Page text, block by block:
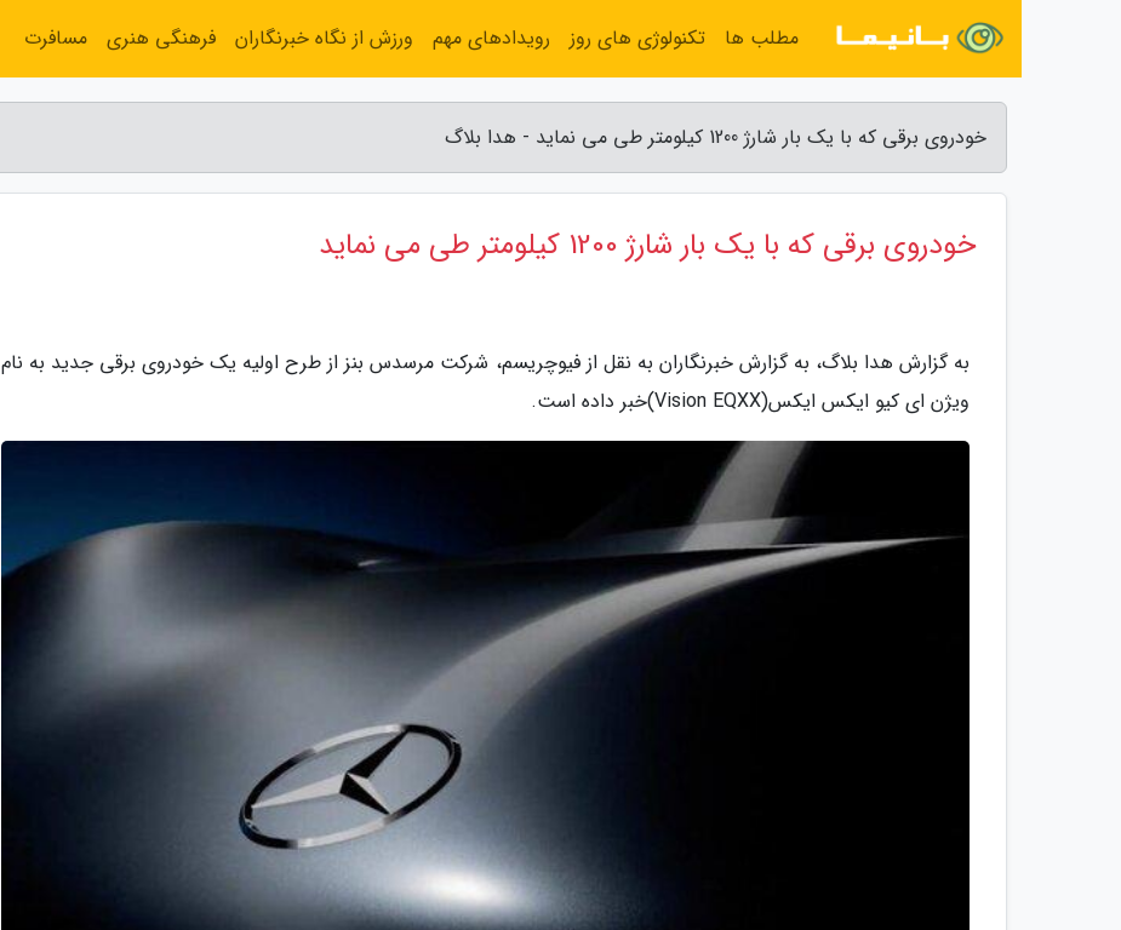
خودروی برقی که با یک بار شارژ 1200 کیلومتر طی می نماید - هدا بلاگ
خودروی برقی که با یک بار شارژ 1200 کیلومتر طی می نماید
به گزارش هدا بلاگ، به گزارش خبرنگاران به نقل از فیوچریسم، شرکت مرسدس بنز از طرح اولیه یک خودروی برقی جدید به نام
ویژن ای کیو ایکس ایکس(Vision EQXX)خبر داده است.
مطلب ها تکنولوژی های روز رویدادهای مهم ورزش از نگاه خبرنگاران فرهنگی هنری مسافرت